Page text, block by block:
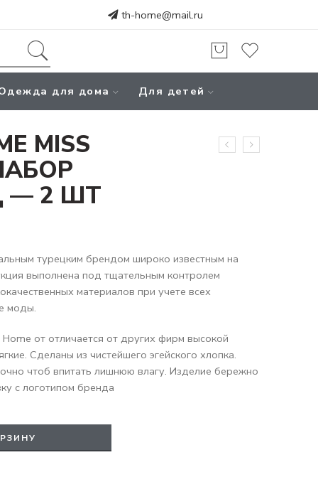
th-home@mail.ru
для дома Для детей
MISS
— 2 ШТ
турецким брендом широко известным на
выполнена под тщательным контролем
материалов при учете всех
моды.
от отличается от других фирм высокой
Сделаны из чистейшего эгейского хлопка.
чтоб впитать лишнюю влагу. Изделие бережно
с логотипом бренда